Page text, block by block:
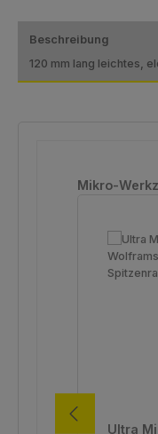
Beschreibung
120 mm lang leichtes,
Produktgalerie
Mikro-
Ultra